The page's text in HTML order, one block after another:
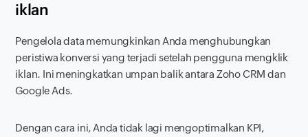
iklan
Pengelola data memungkinkan Anda menghubungkan
peristiwa konversi yang terjadi setelah pengguna mengklik
iklan. Ini meningkatkan umpan balik antara Zoho CRM dan
Google Ads.
Dengan cara ini, Anda tidak lagi mengoptimalkan KPI,